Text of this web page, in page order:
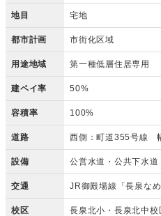
地目 宅地
都市計画 市街化区域
用途地域 第一種低層住居専用
建ペイ率 50%
容積率 100%
道路 西側：町道355号線
設備 公営水道・公共下水
交通 JR御殿場線「長泉な
校区 長泉北小・長泉北中校